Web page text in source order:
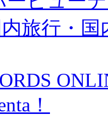
内旅行・
！